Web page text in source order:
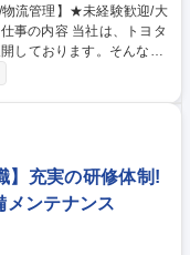
しております。そんな当
品の修理業務をお任せい
。効率的に業務が進むよ
行います。 ■作業関係:荷
。※その日の状況に応じ
営優良法人
】充実の研修体制!
メンテナンス